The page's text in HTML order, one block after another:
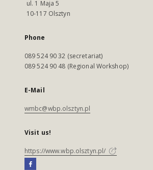
ul. 1 Maja 5
10-117 Olsztyn
Phone
089 524 90 32 (secretariat)
089 524 90 48 (Regional Workshop)
E-Mail
wmbc@wbp.olsztyn.pl
Visit us!
https://www.wbp.olsztyn.pl/